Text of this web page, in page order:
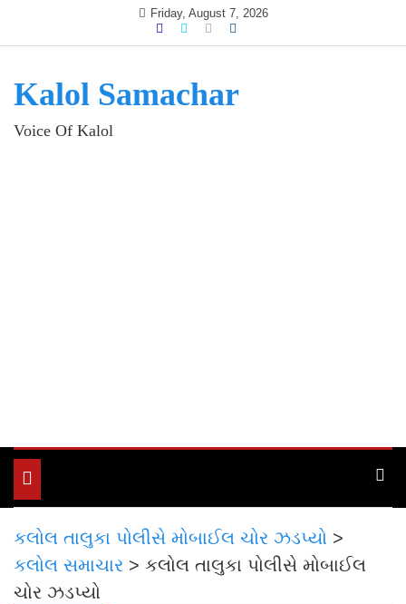
Friday, August 7, 2026
Kalol Samachar
Voice Of Kalol
Toggle
navigation
કલોલ તાલુકા પોલીસે મોબાઈલ ચોર ઝડપ્યો >
કલોલ સમાચાર > કલોલ તાલુકા પોલીસે મોબાઈલ
ચોર ઝડપ્યો